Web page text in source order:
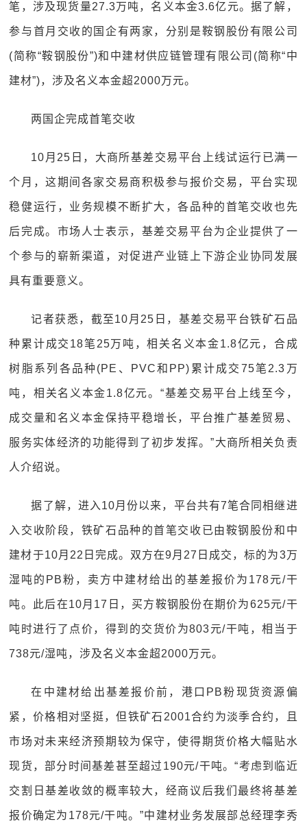
笔，涉及现货量27.3万吨，名义本金3.6亿元。据了解，
参与首月交收的国企有两家，分别是鞍钢股份有限公司
(简称“鞍钢股份”)和中建材供应链管理有限公司(简称“中
建材”)，涉及名义本金超2000万元。
两国企完成首笔交收
10月25日，大商所基差交易平台上线试运行已满一
个月，这期间各家交易商积极参与报价交易，平台实现
稳健运行，业务规模不断扩大，各品种的首笔交收也先
后完成。市场人士表示，基差交易平台为企业提供了一
个参与的崭新渠道，对促进产业链上下游企业协同发展
具有重要意义。
记者获悉，截至10月25日，基差交易平台铁矿石品
种累计成交18笔25万吨，相关名义本金1.8亿元，合成
树脂系列各品种(PE、PVC和PP)累计成交75笔2.3万
吨，相关名义本金1.8亿元。“基差交易平台上线至今，
成交量和名义本金保持平稳增长，平台推广基差贸易、
服务实体经济的功能得到了初步发挥。”大商所相关负责
人介绍说。
据了解，进入10月份以来，平台共有7笔合同相继进
入交收阶段，铁矿石品种的首笔交收已由鞍钢股份和中
建材于10月22日完成。双方在9月27日成交，标的为3万
湿吨的PB粉，卖方中建材给出的基差报价为178元/干
吨。此后在10月17日，买方鞍钢股份在期价为625元/干
吨时进行了点价，得到的交货价为803元/干吨，相当于
738元/湿吨，涉及名义本金超2000万元。
在中建材给出基差报价前，港口PB粉现货资源偏
紧，价格相对坚挺，但铁矿石2001合约为淡季合约，且
市场对未来经济预期较为保守，使得期货价格大幅贴水
现货，部分时间基差甚至超过190元/干吨。“考虑到临近
交割日基差收敛的概率较大，经商议后我们最终将基差
报价确定为178元/干吨。”中建材业务发展部总经理李秀